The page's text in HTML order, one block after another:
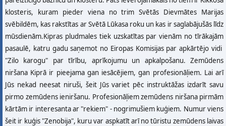
klosteris, kuram pieder viena no trim Svētās Dievmātes Marijas
svēbildēm, kas rakstītas ar Svētā Lūkasa roku un kas ir saglabājušās līdz
mūsdienām.Kipras pludmales tiek uzskatītas par vienām no tīrākajām
pasaulē, katru gadu saņemot no Eiropas Komisijas par apkārtējo vidi
"Zilo karogu" par tīrību, aprīkojumu un apkalpošanu. Zemūdens
niršana Kiprā ir pieejama gan iesācējiem, gan profesionāļiem. Lai arī
Jūs nekad neesat niruši, šeit Jūs variet pēc instruktāžas izdarīt savu
pirmo zemūdens ieniršanu. Profesionāļiem zemūdens niršana pirmām
kārtām ir interesanta ar "rekiem" - nogrimušiem kuģiem. Numur viens
šeit ir kuģis "Zenobija", kuru var aspkatīt arī no tūristu zemūdens laivas